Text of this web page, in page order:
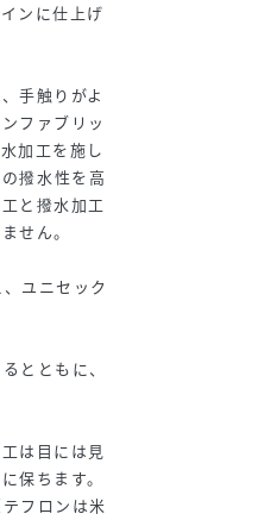
ンに仕上げ
手触りがよ
ファブリッ
加工を施し
撥水性を高
と撥水加工
せん。
ユニセック
とともに、
は目には見
保ちます。
フロンは米